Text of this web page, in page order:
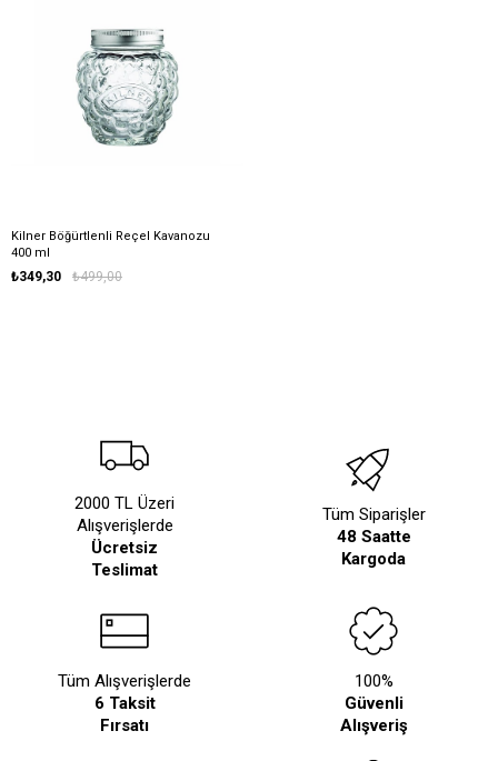
Kilner Böğürtlenli Reçel Kavanozu
400 ml
₺349,30 ₺499,00
2000 TL Üzeri
Alışverişlerde
Ücretsiz
Teslimat
Tüm Siparişler
48 Saatte
Kargoda
Tüm Alışverişlerde
6 Taksit
Fırsatı
100%
Güvenli
Alışveriş